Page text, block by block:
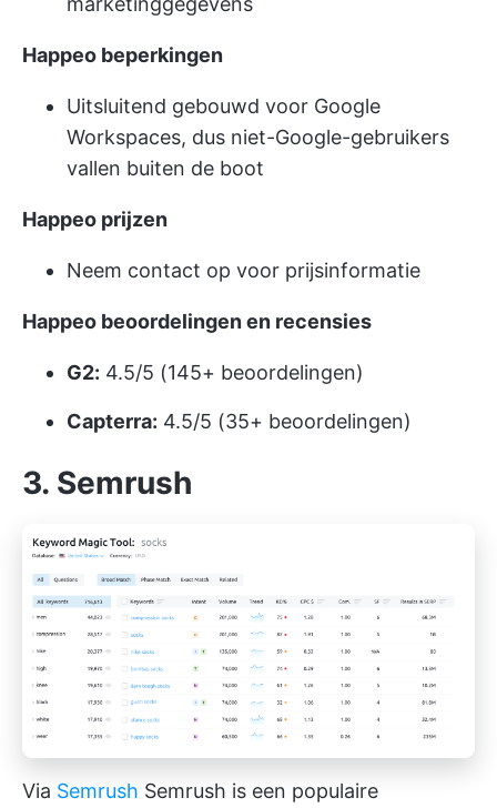
Happeo beperkingen
Uitsluitend gebouwd voor Google
Workspaces, dus niet-Google-gebruikers
vallen buiten de boot
Happeo prijzen
Neem contact op voor prijsinformatie
Happeo beoordelingen en recensies
G2: 4.5/5 (145+ beoordelingen)
Capterra: 4.5/5 (35+ beoordelingen)
3. Semrush
Via Semrush Semrush is een populaire